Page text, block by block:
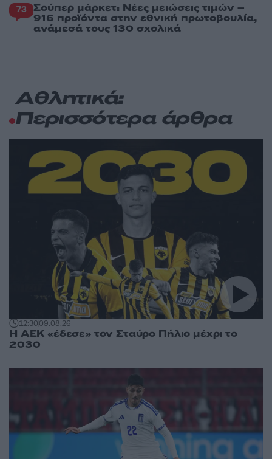
73 Σούπερ μάρκετ: Νέες μειώσεις τιμών –
916 προϊόντα στην εθνική πρωτοβουλία,
ανάμεσά τους 130 σχολικά
Αθλητικά:
Περισσότερα άρθρα
12:3009.08.26
Η ΑΕΚ «έδεσε» τον Σταύρο Πήλιο μέχρι το
2030